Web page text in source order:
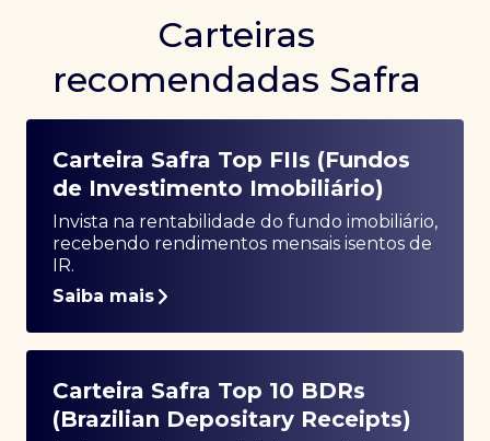
Carteiras
recomendadas Safra
Carteira Safra Top FIIs (Fundos
de Investimento Imobiliário)
Invista na rentabilidade do fundo imobiliário,
recebendo rendimentos mensais isentos de
IR.
Saiba mais
Carteira Safra Top 10 BDRs
(Brazilian Depositary Receipts)